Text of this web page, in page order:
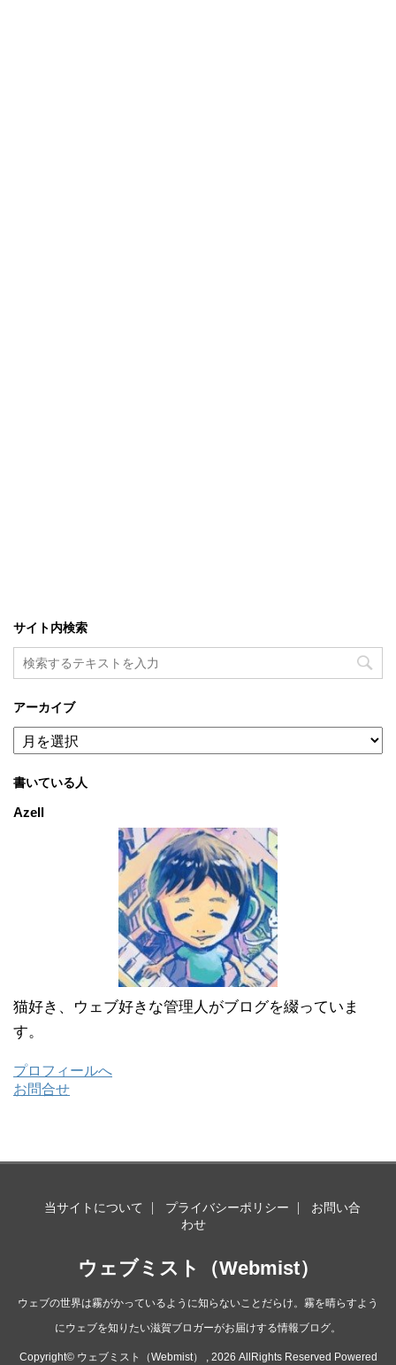
サイト内検索
アーカイブ
ア
ー
イ
ブ
書いている人
Azell
猫好き、ウェブ好きな管理人がブログを綴っていま
す。
プロフィールへ
お問合せ
当サイトについて プライバシーポリシー
お問い合
わせ
ウェブミスト（Webmist）
ウェブの世界は霧がかっているように知らないことだらけ。霧を晴らすよう
にウェブを知りたい滋賀ブロガーがお届けする情報ブログ。
Copyright© ウェブミスト（Webmist） , 2026 AllRights Reserved Powered